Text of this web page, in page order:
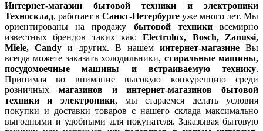
Интернет-магазин бытовой техники и электроники
Техносклад, работает в Санкт-Петербурге уже много лет. Мы
ориентированы на продажу бытовой техникивсемирно
известных брендов таких как:Electrolux, Bosch, Zanussi,
Miele, Candy и других. В нашем интернет-магазине Вы
всегда можете заказать холодильники, стиральные машины,
посудомоечные машины и встраиваемую технику.
Принимая во внимание высокую конкуренцию среди
розничных магазинов и интернет-магазинов бытовой
техники и электроники, мы стараемся делать условия
покупки и доставки товаров с нашего склада максимально
выгодными и удобными для покупателя. Заказывая бытовую